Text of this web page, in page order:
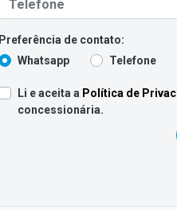
Preferência de contato:
Whatsapp
Telefone
Li e aceita a Política de
concessionária.